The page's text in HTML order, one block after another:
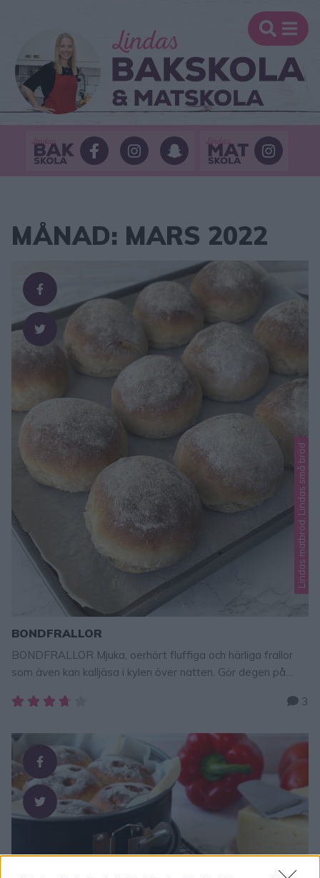
MÅNAD: MARS 2022
Lindas matbröd, Lindas små bröd
BONDFRALLOR
BONDFRALLOR Mjuka, oerhört fluffiga och härliga frallor
som även kan kalljäsa i kylen över natten. Gör degen på
Grädda brödet direkt när du vaknar och njut av nybakat till
bakskola på Instagram (klicka här!) så får du alla nya recept i
ditt …
3